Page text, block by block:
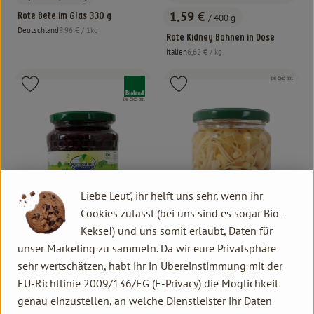
, Preis:
Rote Bete im Glas 330 g
, Herkunft:
Deutschland, Referenzpreis:
9,96 € / 1kg , Preis:
1,59 € / 400 g
Rote Kidney Bohnen in Dose
, Herkunft:
Italien, Referenzpreis:
6,62 € / kg
, Preis:
2,99 €/ 680 g
Produkt zum Warenkorb hinzufügen
, Kontrollstelle:
DE-ÖKO-001
Produkt zu Favouriten hinzufügen
, Verband:
, Kontrollstelle:
DE-ÖKO-001
Liebe Leut', ihr helft uns sehr, wenn ihr
Cookies zulasst (bei uns sind es sogar Bio-
Kekse!) und uns somit erlaubt, Daten für
unser Marketing zu sammeln. Da wir eure Privatsphäre
sehr wertschätzen, habt ihr in Übereinstimmung mit der
EU-Richtlinie 2009/136/EG (E-Privacy) die Möglichkeit
genau einzustellen, an welche Dienstleister ihr Daten